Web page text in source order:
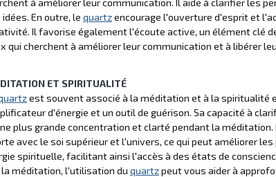
En outre, le quartzencourage l'ouverture d'esprit et
Il favorise également l'écoute active, un élément clé
qui cherchent à améliorer leur communication et à libérer
ET SPIRITUALITÉ
est souvent associé à la méditation et à la spiritualité
d'énergie et un outil de guérison. Sa capacité à
plus grande concentration et clarté pendant la méditation.
avec le soi supérieur et l'univers, ce qui peut améliorer
spirituelle, facilitant ainsi l'accès à des états de
méditation, l'utilisation du quartzpeut vous aider à